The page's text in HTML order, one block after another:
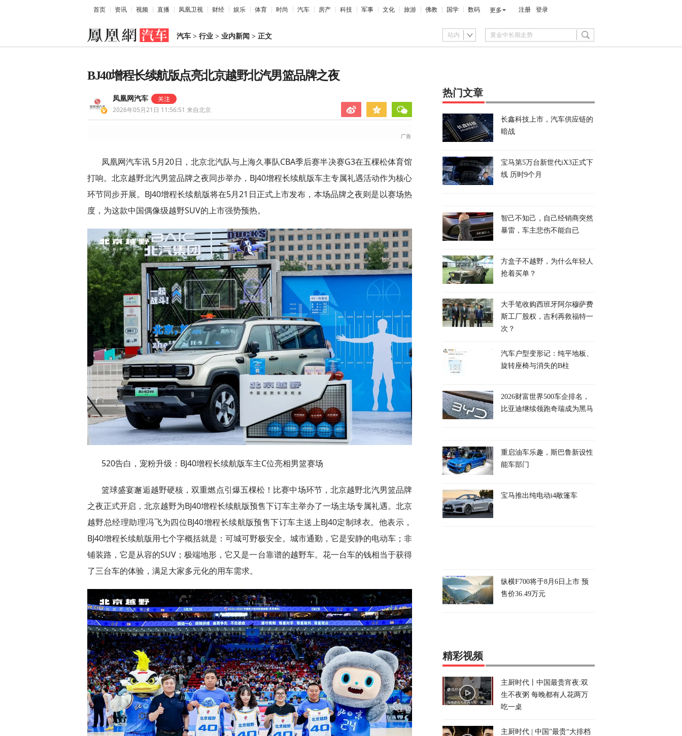
首页 资讯 视频 直播 凤凰卫视 财经 娱乐 体育 时尚 汽车 房产 科技 军事 文化 旅游 佛教 国学 数码 更多 注册 登录
汽车 > 行业 > 业内新闻 > 正文 站内
BJ40增程长续航版点亮北京越野北汽男篮品牌之夜
凤凰网汽车
2026年05月21日 11:56:51 来自北京
凤凰网汽车讯 5月20日，北京北汽队与上海久事队CBA季后赛半决赛G3在五棵松体育馆
打响。北京越野北汽男篮品牌之夜同步举办，BJ40增程长续航版车主专属礼遇活动作为核心
环节同步开展。BJ40增程长续航版将在5月21日正式上市发布，本场品牌之夜则是以赛场热
度，为这款中国偶像级越野SUV的上市强势预热。
520告白，宠粉升级：BJ40增程长续航版车主C位亮相男篮赛场
篮球盛宴邂逅越野硬核，双重燃点引爆五棵松！比赛中场环节，北京越野北汽男篮品牌
之夜正式开启，北京越野为BJ40增程长续航版预售下订车主举办了一场主场专属礼遇。北京
越野总经理助理冯飞为四位BJ40增程长续航版预售下订车主送上BJ40定制球衣。他表示，
BJ40增程长续航版用七个字概括就是：可城可野极安全。城市通勤，它是安静的电动车；非
铺装路，它是从容的SUV；极端地形，它又是一台靠谱的越野车。花一台车的钱相当于获得
了三台车的体验，满足大家多元化的用车需求。
热门文章
长鑫科技上市，汽车供应链的
暗战
宝马第5万台新世代iX3正式下
线 历时9个月
智己不知己，自己经销商突然
暴雷，车主悲伤不能自已
方盒子不越野，为什么年轻人
抢着买单？
大手笔收购西班牙阿尔穆萨费
斯工厂股权，吉利再救福特一
次？
汽车户型变形记：纯平地板、
旋转座椅与消失的B柱
2026财富世界500车企排名，
比亚迪继续领跑奇瑞成为黑马
重启油车乐趣，斯巴鲁新设性
能车部门
宝马推出纯电动i4敞篷车
纵横F700将于8月6日上市 预
售价36.49万元
精彩视频
主厨时代丨中国最贵宵夜:双
生不夜粥 每晚都有人花两万
吃一桌
主厨时代 | 中国”最贵“大排档